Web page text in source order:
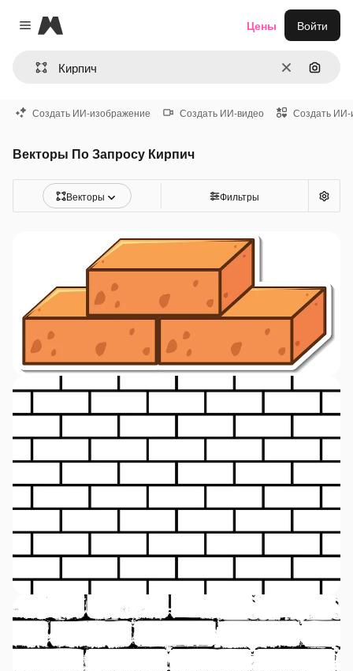
Close menu
Magnific
ОчиститьПоиск
Цены Войти
Создать ИИ-изображение Создать ИИ-видео Создать ИИ-
Векторы По Запросу Кирпич
Векторы Фильтры